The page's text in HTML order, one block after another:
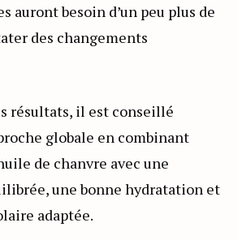
auront besoin d’un peu plus de
des changements
résultats, il est conseillé
globale en combinant
de chanvre avec une
une bonne hydratation et
adaptée.